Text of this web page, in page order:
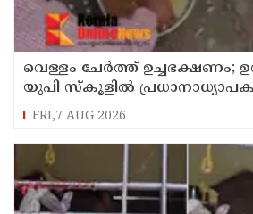
വെള്ളം ചേര്‍ത്ത് ഉച്ചഭക്ഷണം;
യുപി സ്‌കൂളില്‍
സസ്‌പെന്‍ഷന്‍
FRI,7 AUG 2026